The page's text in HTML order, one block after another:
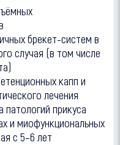
брекет-систем в
случая (в том числе
капп и
лечения
патологий прикуса
и миофункциональных
с 5–6 лет